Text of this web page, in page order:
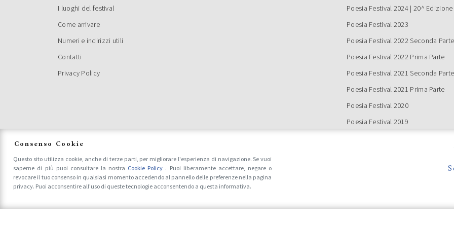
ANNULLATO L’EVENTO DI
VENERDI 16 LUGLIO 2021
I luoghi del festival
Come arrivare
Numeri e indirizzi utili
Contatti
Privacy Policy
Poesia Festival 2024 | 20^ Edizione
Poesia Festival 2023
Poesia Festival 2022 Seconda Parte
Poesia Festival 2022 Prima Parte
Poesia Festival 2021 Seconda Parte
Poesia Festival 2021 Prima Parte
Poesia Festival 2020
Poesia Festival 2019
Consenso Cookie
Questo sito utilizza cookie, anche di terze parti, per migliorare l'esperienza di navigazione. Se vuoi
saperne di più puoi consultare la nostra Cookie Policy . Puoi liberamente accettare, negare o
revocare il tuo consenso in qualsiasi momento accedendo al pannello delle preferenze nella pagina
privacy. Puoi acconsentire all'uso di queste tecnologie acconsentendo a questa informativa.